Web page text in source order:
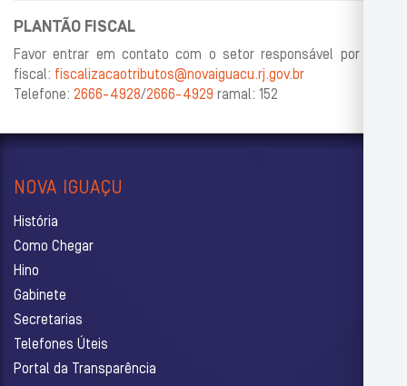
PLANTÃO FISCAL
Favor entrar em contato com o setor responsável por nota
fiscal: fiscalizacaotributos@novaiguacu.rj.gov.br
Telefone: 2666-4928/2666-4929 ramal: 152
NOVA IGUAÇU
História
Como Chegar
Hino
Gabinete
Secretarias
Telefones Úteis
Portal da Transparência